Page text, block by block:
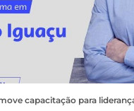
capacitação para